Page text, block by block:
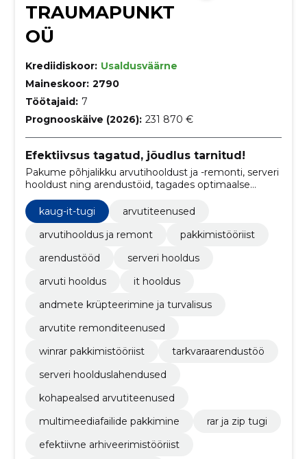
TRAUMAPUNKT
OÜ
Krediidiskoor: Usaldusväärne
Maineskoor: 2790
Töötajaid: 7
Prognooskäive (2026): 231 870 €
Efektiivsus tagatud, jõudlus tarnitud!
Pakume põhjalikku arvutihooldust ja -remonti, serveri
hooldust ning arendustöid, tagades optimaalse
kaug-it-tugi
arvutiteenused
arvutihooldus ja remont
pakkimistööriist
arendustööd
serveri hooldus
arvuti hooldus
it hooldus
andmete krüpteerimine ja turvalisus
arvutite remonditeenused
winrar pakkimistööriist
tarkvaraarendustöö
serveri hoolduslahendused
kohapealsed arvutiteenused
multimeediafailide pakkimine
rar ja zip tugi
efektiivne arhiveerimistööriist